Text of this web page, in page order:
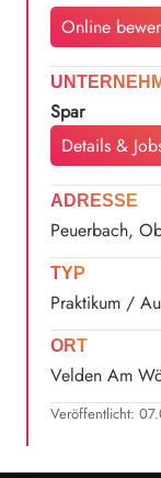
Online
Spar
Details &
ADRESSE
Peuerbach,
TYP
Praktikum /
ORT
Velden Am
Veröffentlicht: